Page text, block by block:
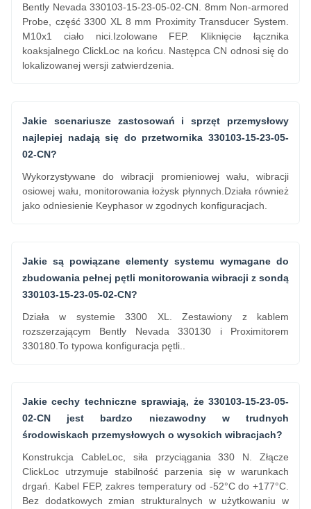
Bently Nevada 330103-15-23-05-02-CN. 8mm Non-armored
Probe, część 3300 XL 8 mm Proximity Transducer System.
M10x1 ciało nici.Izolowane FEP. Kliknięcie łącznika
koaksjalnego ClickLoc na końcu. Następca CN odnosi się do
lokalizowanej wersji zatwierdzenia.
Jakie scenariusze zastosowań i sprzęt przemysłowy
najlepiej nadają się do przetwornika 330103-15-23-05-
02-CN?
Wykorzystywane do wibracji promieniowej wału, wibracji
osiowej wału, monitorowania łożysk płynnych.Działa również
jako odniesienie Keyphasor w zgodnych konfiguracjach.
Jakie są powiązane elementy systemu wymagane do
zbudowania pełnej pętli monitorowania wibracji z sondą
330103-15-23-05-02-CN?
Działa w systemie 3300 XL. Zestawiony z kablem
rozszerzającym Bently Nevada 330130 i Proximitorem
330180.To typowa konfiguracja pętli..
Jakie cechy techniczne sprawiają, że 330103-15-23-05-
02-CN jest bardzo niezawodny w trudnych
środowiskach przemysłowych o wysokich wibracjach?
Konstrukcja CableLoc, siła przyciągania 330 N. Złącze
ClickLoc utrzymuje stabilność parzenia się w warunkach
drgań. Kabel FEP, zakres temperatury od -52°C do +177°C.
Bez dodatkowych zmian strukturalnych w użytkowaniu w